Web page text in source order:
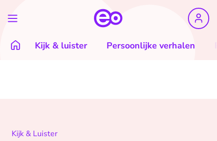
Kijk & luister Persoonlijke verhalen
Kijk & Luister